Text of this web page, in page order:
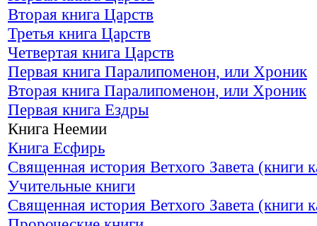
Вторая книга Царств
Третья книга Царств
Четвертая книга Царств
Первая книга Паралипоменон, или Хроник
Вторая книга Паралипоменон, или Хроник
Первая книга Ездры
Книга Неемии
Книга Есфирь
Священная история Ветхого Завета (книги
Учительные книги
Священная история Ветхого Завета (книги